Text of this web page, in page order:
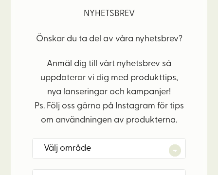
NYHETSBREV
Önskar du ta del av våra nyhetsbrev?
Anmäl dig till vårt nyhetsbrev så
uppdaterar vi dig med produkttips,
nya lanseringar och kampanjer!
Ps. Följ oss gärna på Instagram för tips
om användningen av produkterna.